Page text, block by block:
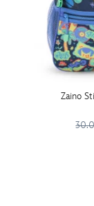
Zaino